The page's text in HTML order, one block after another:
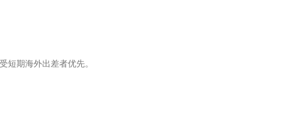
短期海外出差者优先。